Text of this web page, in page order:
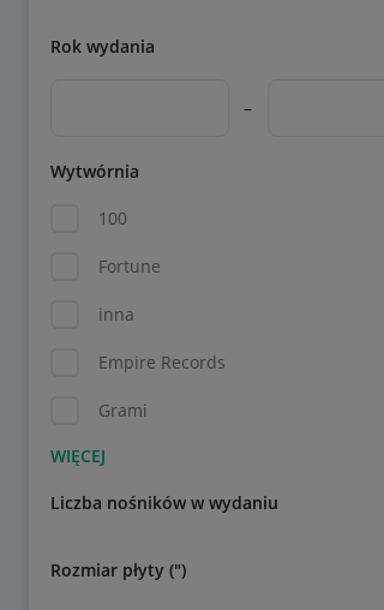
Rok wydania
–
Wytwórnia
100
Fortune
inna
Empire Records
Grami
Liczba nośników w wydaniu
Rozmiar płyty (")